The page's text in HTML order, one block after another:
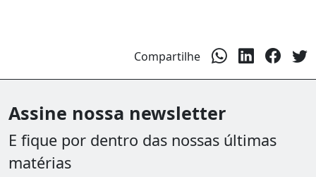
Compartilhe
Assine nossa newsletter
E fique por dentro das nossas últimas
matérias